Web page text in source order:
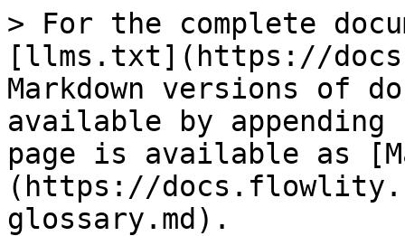
> For the complete
[llms.txt](https://
Markdown versions of
available by
page is available as
(https://
glossary.md).